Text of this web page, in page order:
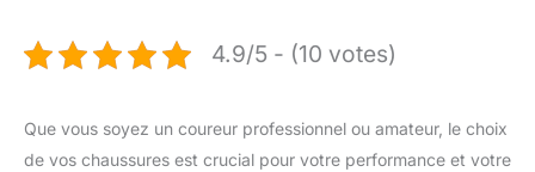
4.9/5 - (10 votes)
Que vous soyez un coureur professionnel ou amateur, le choix
de vos chaussures est crucial pour votre performance et votre